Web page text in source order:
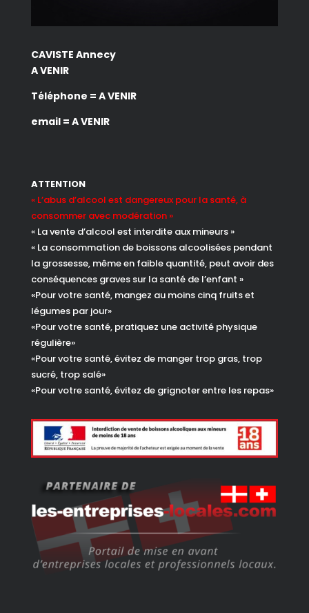
CAVISTE Annecy
A VENIR
Téléphone = A VENIR
email = A VENIR
ATTENTION
« L’abus d’alcool est dangereux pour la santé, à
consommer avec modération »
« La vente d’alcool est interdite aux mineurs »
« La consommation de boissons alcoolisées pendant
la grossesse, même en faible quantité, peut avoir des
conséquences graves sur la santé de l’enfant »
«Pour votre santé, mangez au moins cinq fruits et
légumes par jour»
«Pour votre santé, pratiquez une activité physique
régulière»
«Pour votre santé, évitez de manger trop gras, trop
sucré, trop salé»
«Pour votre santé, évitez de grignoter entre les repas»